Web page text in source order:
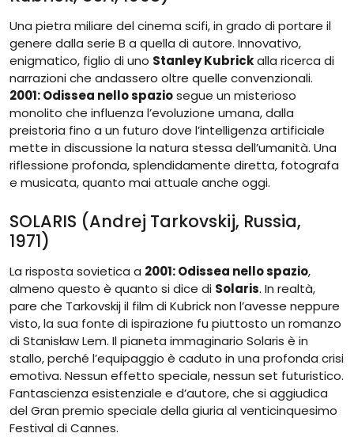
Una pietra miliare del cinema scifi, in grado di portare il
genere dalla serie B a quella di autore. Innovativo,
enigmatico, figlio di uno Stanley Kubrickalla ricerca di
narrazioni che andassero oltre quelle convenzionali.
2001: Odissea nello spaziosegue un misterioso
monolito che influenza l’evoluzione umana, dalla
preistoria fino a un futuro dove l’intelligenza artificiale
mette in discussione la natura stessa dell’umanità. Una
riflessione profonda, splendidamente diretta, fotografa
e musicata, quanto mai attuale anche oggi.
SOLARIS (Andrej Tarkovskij, Russia,
1971)
La risposta sovietica a 2001: Odissea nello spazio,
almeno questo è quanto si dice di Solaris. In realtà,
pare che Tarkovskij il film di Kubrick non l’avesse neppure
visto, la sua fonte di ispirazione fu piuttosto un romanzo
di Stanisław Lem. Il pianeta immaginario Solaris è in
stallo, perché l’equipaggio è caduto in una profonda crisi
emotiva. Nessun effetto speciale, nessun set futuristico.
Fantascienza esistenziale e d’autore, che si aggiudica
del Gran premio speciale della giuria al venticinquesimo
Festival di Cannes.